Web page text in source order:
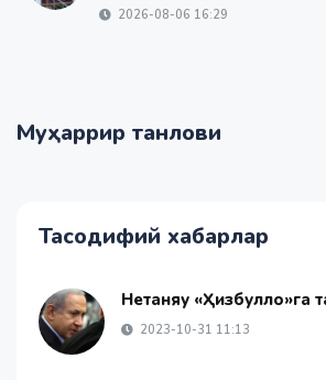
2026-08-06 16:29
Муҳаррир танлови
Тасодифий хабарлар
Нетаняҳу «Ҳизбуллоҳ»га
2023-10-31 11:13